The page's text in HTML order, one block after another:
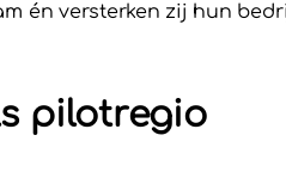
én versterken zij hun
pilotregio